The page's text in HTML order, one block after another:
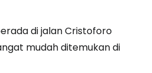
di jalan Cristoforo
mudah ditemukan di